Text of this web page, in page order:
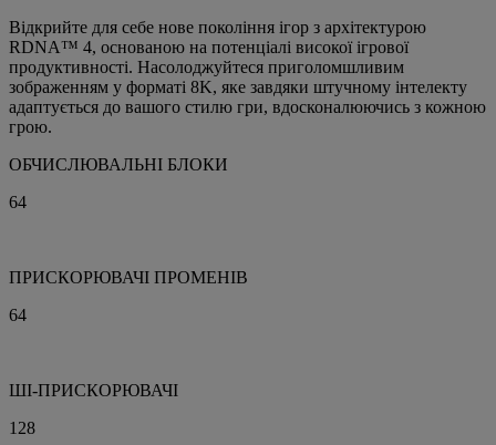
Відкрийте для себе нове покоління ігор з архітектурою
RDNA™ 4, основаною на потенціалі високої ігрової
продуктивності. Насолоджуйтеся приголомшливим
зображенням у форматі 8K, яке завдяки штучному інтелекту
адаптується до вашого стилю гри, вдосконалюючись з кожною
грою.
ОБЧИСЛЮВАЛЬНІ БЛОКИ
64
ПРИСКОРЮВАЧІ ПРОМЕНІВ
64
ШІ-ПРИСКОРЮВАЧІ
128